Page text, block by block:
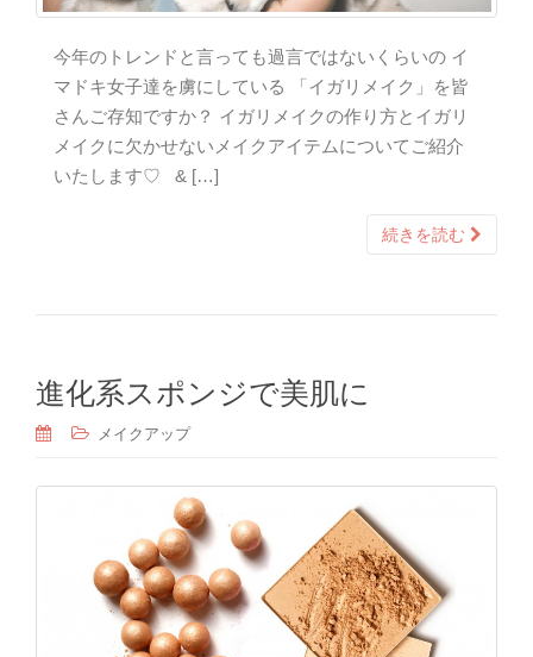
今年のトレンドと言っても過言ではないくらいの イ
マドキ女子達を虜にしている 「イガリメイク」を皆
さんご存知ですか？ イガリメイクの作り方とイガリ
メイクに欠かせないメイクアイテムについてご紹介
いたします♡ & […]
続きを読む
進化系スポンジで美肌に
メイクアップ